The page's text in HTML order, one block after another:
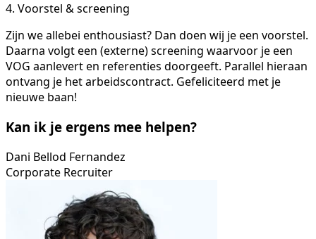
4. Voorstel & screening
Zijn we allebei enthousiast? Dan doen wij je een voorstel.
Daarna volgt een (externe) screening waarvoor je een
VOG aanlevert en referenties doorgeeft. Parallel hieraan
ontvang je het arbeidscontract. Gefeliciteerd met je
nieuwe baan!
Kan ik je ergens mee helpen?
Dani Bellod Fernandez
Corporate Recruiter